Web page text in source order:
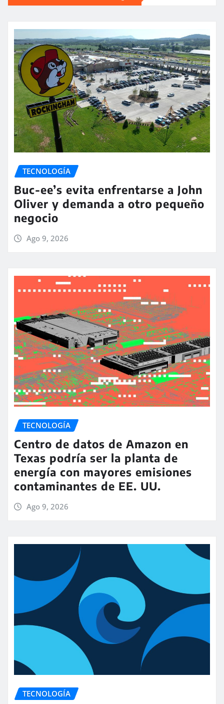
TECNOLOGÍA
Buc-ee’s evita enfrentarse a John
Oliver y demanda a otro pequeño
negocio
Ago 9, 2026
TECNOLOGÍA
Centro de datos de Amazon en
Texas podría ser la planta de
energía con mayores emisiones
contaminantes de EE. UU.
Ago 9, 2026
TECNOLOGÍA